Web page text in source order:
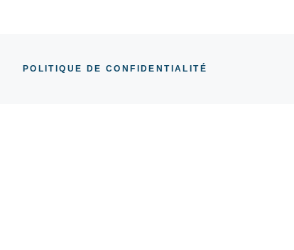
POLITIQUE DE CONFIDENTIALITÉ